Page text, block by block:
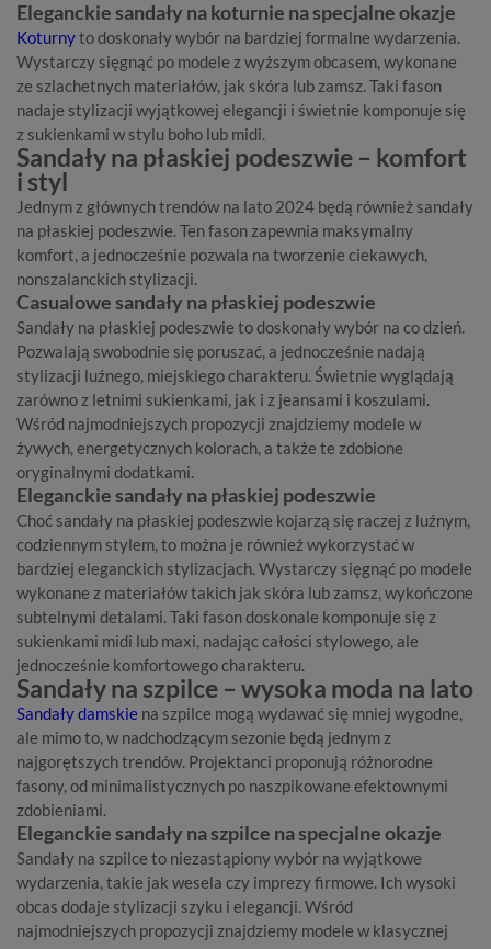
Eleganckie sandały na koturnie na specjalne okazje
Koturnyto doskonały wybór na bardziej formalne wydarzenia.
Wystarczy sięgnąć po modele z wyższym obcasem, wykonane
ze szlachetnych materiałów, jak skóra lub zamsz. Taki fason
nadaje stylizacji wyjątkowej elegancji i świetnie komponuje się
z sukienkami w stylu boho lub midi.
Sandały na płaskiej podeszwie – komfort
i styl
Jednym z głównych trendów na lato 2024 będą również sandały
na płaskiej podeszwie. Ten fason zapewnia maksymalny
komfort, a jednocześnie pozwala na tworzenie ciekawych,
nonszalanckich stylizacji.
Casualowe sandały na płaskiej podeszwie
Sandały na płaskiej podeszwie to doskonały wybór na co dzień.
Pozwalają swobodnie się poruszać, a jednocześnie nadają
stylizacji luźnego, miejskiego charakteru. Świetnie wyglądają
zarówno z letnimi sukienkami, jak i z jeansami i koszulami.
Wśród najmodniejszych propozycji znajdziemy modele w
żywych, energetycznych kolorach, a także te zdobione
oryginalnymi dodatkami.
Eleganckie sandały na płaskiej podeszwie
Choć sandały na płaskiej podeszwie kojarzą się raczej z luźnym,
codziennym stylem, to można je również wykorzystać w
bardziej eleganckich stylizacjach. Wystarczy sięgnąć po modele
wykonane z materiałów takich jak skóra lub zamsz, wykończone
subtelnymi detalami. Taki fason doskonale komponuje się z
sukienkami midi lub maxi, nadając całości stylowego, ale
jednocześnie komfortowego charakteru.
Sandały na szpilce – wysoka moda na lato
Sandały damskie na szpilce mogą wydawać się mniej wygodne,
ale mimo to, w nadchodzącym sezonie będą jednym z
najgorętszych trendów. Projektanci proponują różnorodne
fasony, od minimalistycznych po naszpikowane efektownymi
zdobieniami.
Eleganckie sandały na szpilce na specjalne okazje
Sandały na szpilce to niezastąpiony wybór na wyjątkowe
wydarzenia, takie jak wesela czy imprezy firmowe. Ich wysoki
obcas dodaje stylizacji szyku i elegancji. Wśród
najmodniejszych propozycji znajdziemy modele w klasycznej